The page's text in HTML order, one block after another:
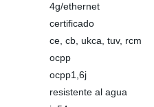
4g/ethernet
certificado
ce, cb, ukca, tuv, rcm
ocpp
ocpp1,6j
resistente al agua